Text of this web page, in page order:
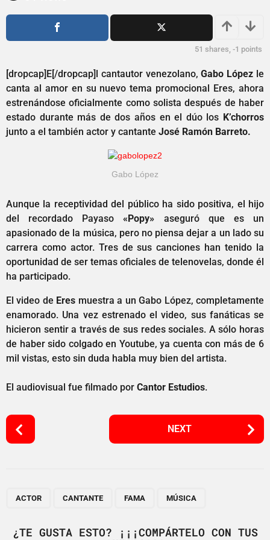
a
a
g
o
o
51 shares, -1 points
[dropcap]E[/dropcap]l cantautor venezolano,Gabo López le
canta al amor en su nuevo tema promocional Eres, ahora
estrenándose oficialmente como solista después de haber
estado durante más de dos años en el dúo los K’chorros
junto a el también actor y cantante José Ramón Barreto.
Gabo López
Aunque la receptividad del público ha sido positiva, el hijo
del recordado Payaso «Popy» aseguró que es un
apasionado de la música, pero no piensa dejar a un lado su
carrera como actor. Tres de sus canciones han tenido la
oportunidad de ser temas oficiales de telenovelas, donde él
ha participado.
El video de Eres muestra a un Gabo López, completamente
enamorado. Una vez estrenado el video, sus fanáticas se
hicieron sentir a través de sus redes sociales. A sólo horas
de haber sido colgado en Youtube, ya cuenta con más de 6
mil vistas, esto sin duda habla muy bien del artista.
El audiovisual fue filmado por Cantor Estudios.
P
o
NEXT
ACTOR CANTANTE FAMA MÚSICA
¿TE GUSTA ESTO? ¡¡¡COMPÁRTELO CON TUS